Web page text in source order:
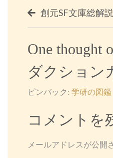
投
稿
ナ
ビ
ゲ
ー
シ
創元SF文庫総解説
One thought
ダクション
ピンバック: 学研の図
コメントを
メールアドレスが公開